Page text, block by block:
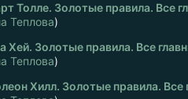
Толле. Золотые правила. Все
Теплова)
Хей. Золотые правила. Все
Теплова)
Хилл. Золотые правила. Все